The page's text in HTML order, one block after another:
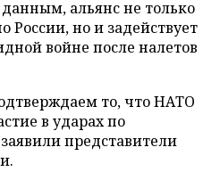
альянс не только
России, но и задействует
войне после налетов
то, что НАТО
в ударах по
представители